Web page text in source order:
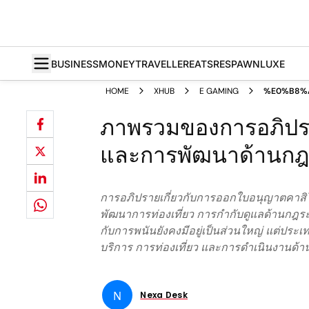
BUSINESSMONEYTRAVELLEREATSRESPAWNLUXE
HOME XHUB E GAMING
ภาพรวมของการอภิป
และการพัฒนาด้านกฎ
การอภิปรายเกี่ยวกับการออกใบอนุญาตคา
พัฒนาการท่องเที่ยว การกำกับดูแลด้านกฎ
กับการพนันยังคงมีอยู่เป็นส่วนใหญ่ แต่ประ
บริการ การท่องเที่ยว และการดำเนินงาน
N Nexa Desk